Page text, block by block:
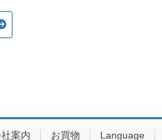
案内 お買物 Language